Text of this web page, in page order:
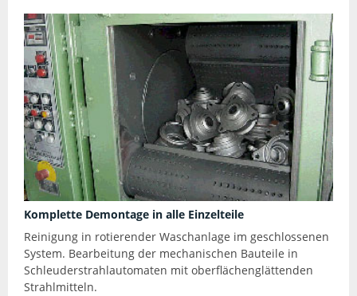
Komplette Demontage in alle Einzelteile
Reinigung in rotierender Waschanlage im geschlossenen
System. Bearbeitung der mechanischen Bauteile in
Schleuderstrahlautomaten mit oberflächenglättenden
Strahlmitteln.